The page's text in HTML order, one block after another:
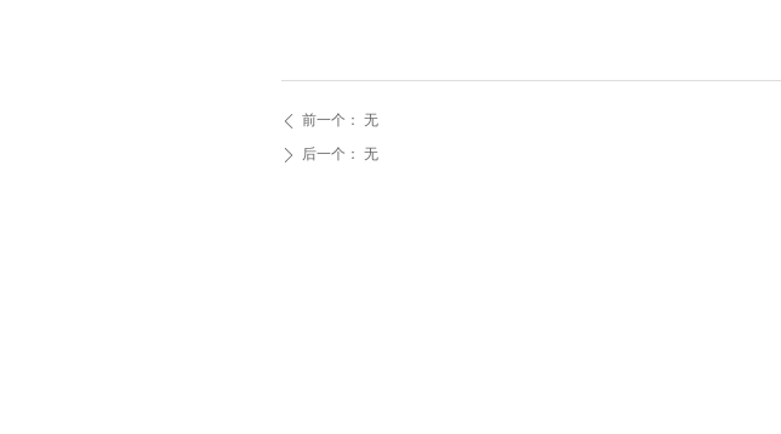
ꄴ 前一个： 无
ꄲ 后一个： 无